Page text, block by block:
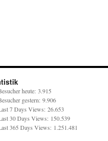
heute: 3.915
gestern: 9.906
7 Days Views: 26.653
30 Days Views: 150.539
365 Days Views: 1.251.481